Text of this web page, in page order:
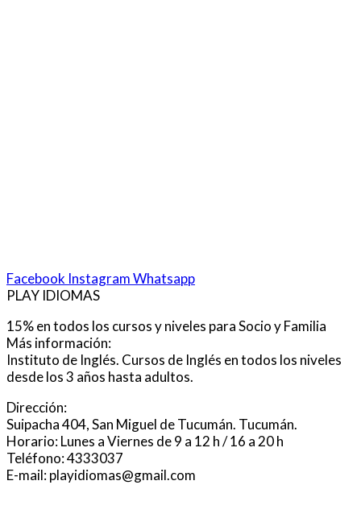
Facebook InstagramWhatsapp
PLAY IDIOMAS
15% en todos los cursos y niveles para Socio y Familia
Más información:
Instituto de Inglés. Cursos de Inglés en todos los niveles
desde los 3 años hasta adultos.
Dirección:
Suipacha 404, San Miguel de Tucumán. Tucumán.
Horario: Lunes a Viernes de 9 a 12 h / 16 a 20 h
Teléfono: 4333037
E-mail: playidiomas@gmail.com